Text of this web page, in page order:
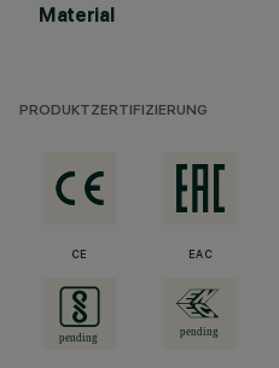
Material
PRODUKTZERTIFIZIERUNG
CE EAC